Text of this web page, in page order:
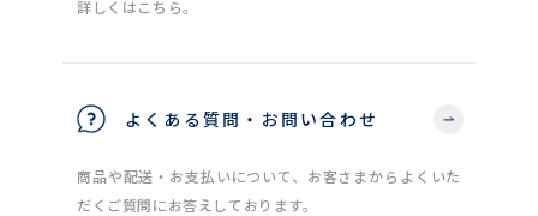
詳しくはこちら。
よくある質問・お問い合わせ
商品や配送・お支払いについて、お客さまからよくいた
だくご質問にお答えしております。